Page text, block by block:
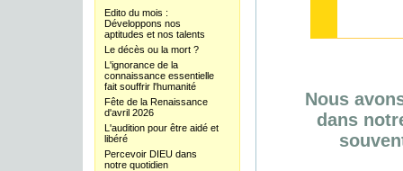
Nous
dans
Edito du mois :
Développons nos
aptitudes et nos talents
Le décès ou la mort ?
L'ignorance de la
connaissance essentielle
fait souffrir l'humanité
Fête de la Renaissance
d'avril 2026
L'audition pour être aidé et
libéré
Percevoir DIEU dans
notre quotidien